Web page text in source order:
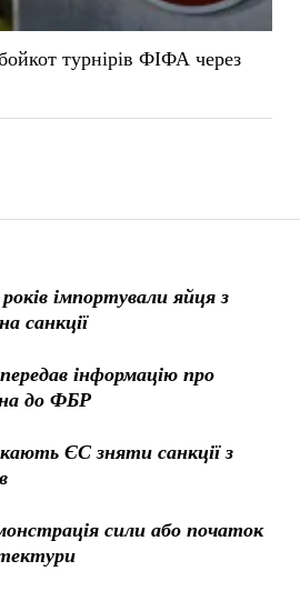
імпортували яйця з
санкції
інформацію про
до ФБР
ЄС зняти санкції з
сили або початок
турнірів ФІФА через